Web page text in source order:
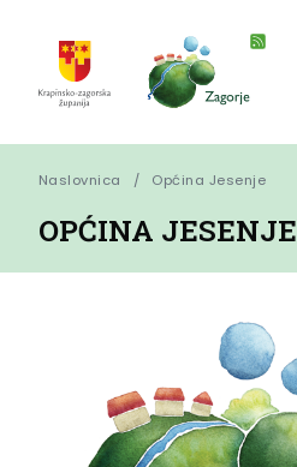
Naslovnica Općina Jesenje
OPĆINA JESENJE